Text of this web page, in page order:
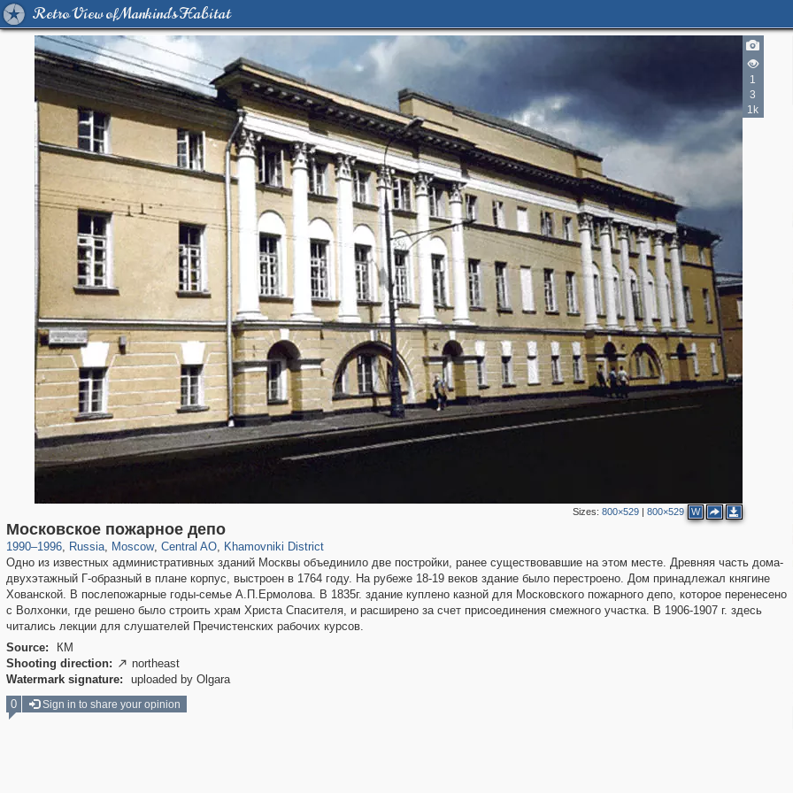
Retro View of Mankind's Habitat
1
3
1k
Sizes: 800×529| 800×529 W
Московское пожарное депо
1990–1996, Russia
1,406,840 29,243
, Moscow
319,864 8,286
, Central AO
160,012 5,916
, Khamovniki District
19,395
Одно из известных административных зданий Москвы объединило две постройки, ранее существовавшие на этом месте. Древняя часть дома-
двухэтажный Г-образный в плане корпус, выстроен в 1764 году. На рубеже 18-19 веков здание было перестроено. Дом принадлежал княгине
Хованской. В послепожарные годы-семье А.П.Ермолова. В 1835г. здание куплено казной для Московского пожарного депо, которое перенесено
с Волхонки, где решено было строить храм Христа Спасителя, и расширено за счет присоединения смежного участка. В 1906-1907 г. здесь
читались лекции для слушателей Пречистенских рабочих курсов.
Source:
КМ
Shooting direction:  northeast
Watermark signature:
uploaded by Olgara
5
2
0 Sign in to share your opinion